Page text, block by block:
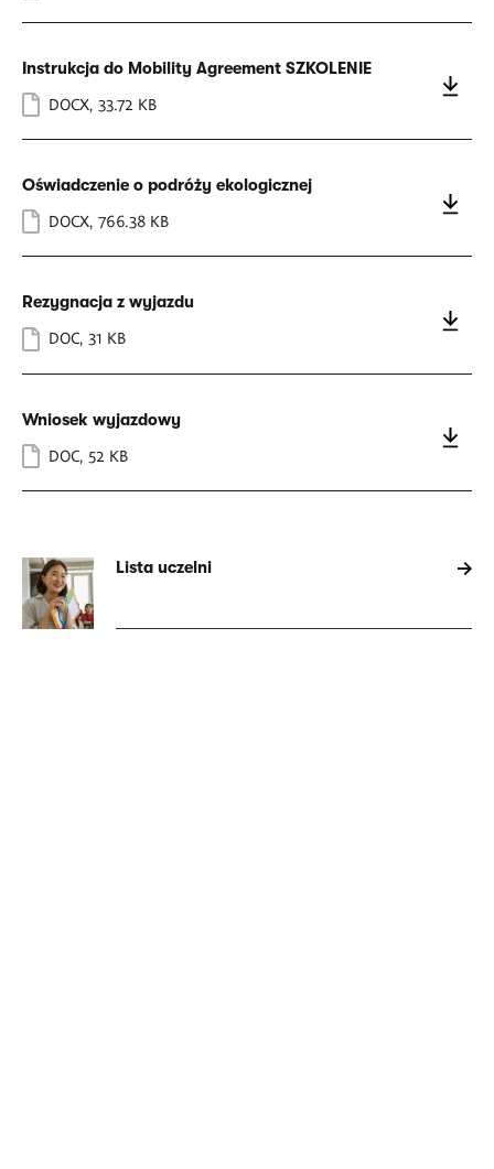
Instrukcja do Mobility Agreement SZKOLENIE
DOCX 33.72 KB
Oświadczenie o podróży ekologicznej
DOCX, 766.38 KB
Rezygnacja z wyjazdu
DOC, 31 KB
Wniosek wyjazdowy
DOC, 52 KB
Lista uczelni